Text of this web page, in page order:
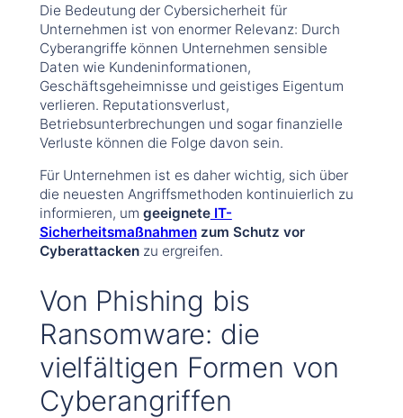
Die Bedeutung der Cybersicherheit für
Unternehmen ist von enormer Relevanz: Durch
Cyberangriffe können Unternehmen sensible
Daten wie Kundeninformationen,
Geschäftsgeheimnisse und geistiges Eigentum
verlieren. Reputationsverlust,
Betriebsunterbrechungen und sogar finanzielle
Verluste können die Folge davon sein.
Für Unternehmen ist es daher wichtig, sich über
die neuesten Angriffsmethoden kontinuierlich zu
informieren, um geeigneteIT-
Sicherheitsmaßnahmenzum Schutz vor
Cyberattackenzu ergreifen.
Von Phishing bis
Ransomware: die
vielfältigen Formen von
Cyberangriffen